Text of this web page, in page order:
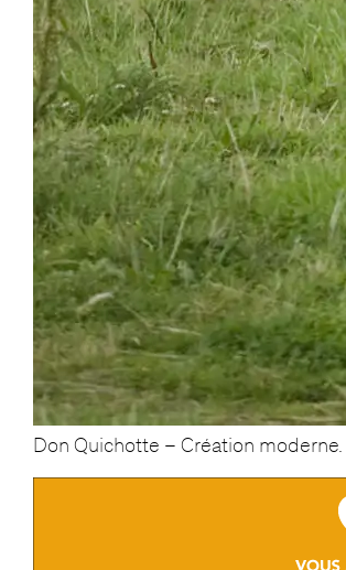
Don Quichotte – Création moderne.